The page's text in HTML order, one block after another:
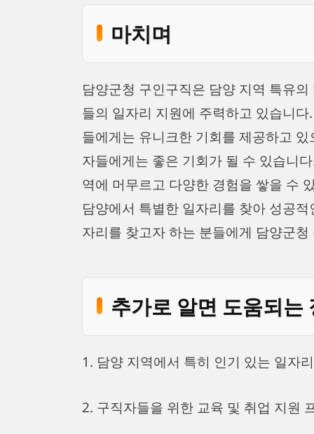
마치며
담양군청 구인구직은 담양 지역 특유
들의 일자리 지원에 주력하고 있습니
들에게는 유니크한 기회를 제공하고
자들에게는 좋은 기회가 될 수 있습니
역에 머무르고 다양한 경험을 쌓을 수
담양에서 특별한 일자리를 찾아 성공
자리를 찾고자 하는 분들에게 담양군
추가로 알면 도움되는
1. 담양 지역에서 특히 인기 있는 일자
2. 구직자들을 위한 교육 및 취업 지원